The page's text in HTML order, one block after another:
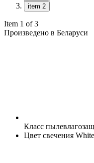
item 2
Item 1 of 3
Произведено в Беларуси
Класс
Цвет свечения